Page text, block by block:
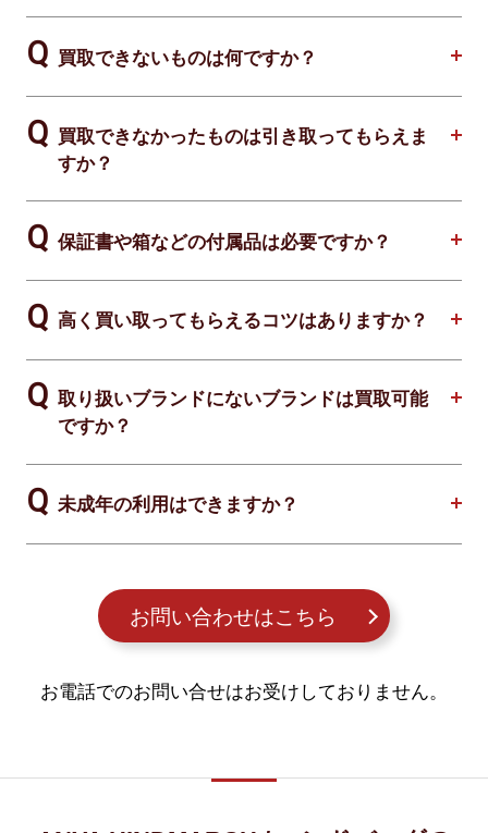
買取できないものは何ですか？
買取できなかったものは引き取ってもらえま
すか？
保証書や箱などの付属品は必要ですか？
高く買い取ってもらえるコツはありますか？
取り扱いブランドにないブランドは買取可能
ですか？
未成年の利用はできますか？
お問い合わせはこちら
お電話でのお問い合せはお受けしておりません。